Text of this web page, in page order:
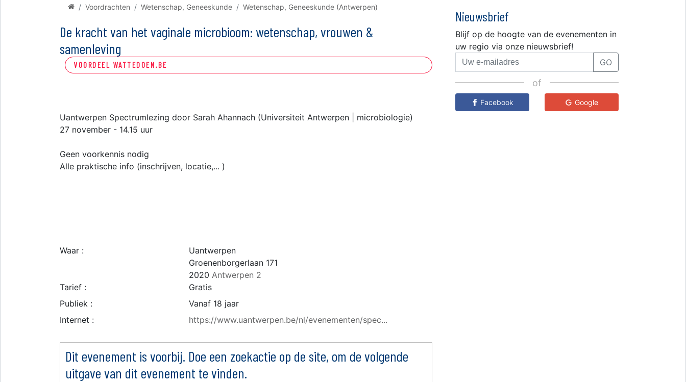
Voordrachten Wetenschap, Geneeskunde Wetenschap, Geneeskunde (Antwerpen)
De kracht van het vaginale microbioom: wetenschap, vrouwen &
samenleving
VOORDEEL WATTEDOEN.BE
Uantwerpen Spectrumlezing door Sarah Ahannach (Universiteit Antwerpen | microbiologie)
27 november - 14.15 uur
Geen voorkennis nodig
Alle praktische info (inschrijven, locatie,... )
Waar :
Uantwerpen
Groenenborgerlaan 171
2020 Antwerpen 2
Tarief :
Gratis
Publiek :
Vanaf 18 jaar
Internet :
https://www.uantwerpen.be/nl/evenementen/spec...
Dit evenement is voorbij. Doe een zoekactie op de site, om de volgende
uitgave van dit evenement te vinden.
Nieuwsbrief
Blijf op de hoogte van de evenementen in
uw regio via onze nieuwsbrief!
GO
of
Facebook Google